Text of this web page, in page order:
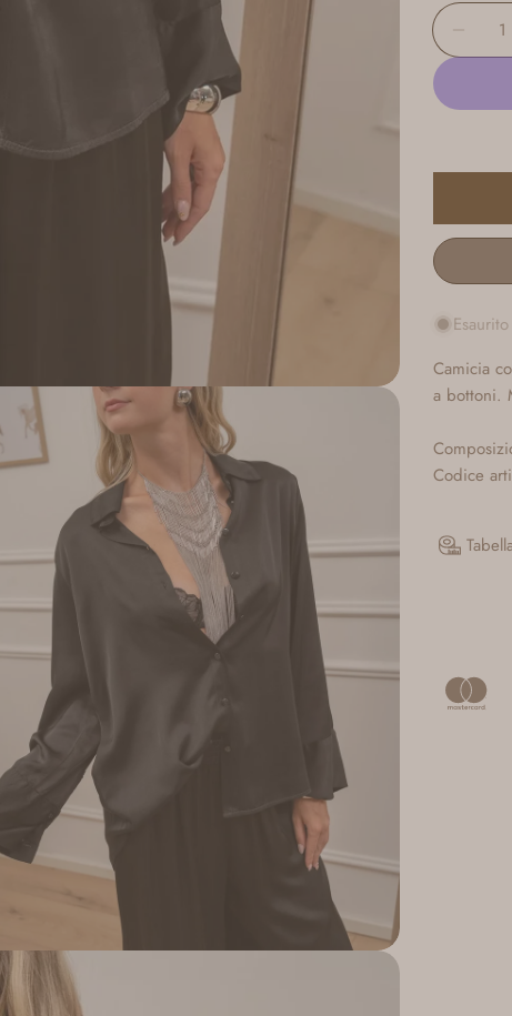
supporto 2 in modalità modale
Quantità
Esaurito
Camicia
a bottoni.
Codice